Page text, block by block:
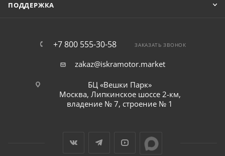
ПОДДЕРЖКА
+7 800 555-30-58 ЗАКАЗАТЬ ЗВОНОК
zakaz@iskramotor.market
БЦ «Вешки Парк»
Москва, Липкинское шоссе 2-км,
владение № 7, строение № 1